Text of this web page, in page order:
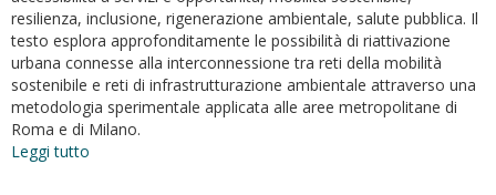
resilienza, inclusione, rigenerazione ambientale, salute pubblica. Il
testo esplora approfonditamente le possibilità di riattivazione
urbana connesse alla interconnessione tra reti della mobilità
sostenibile e reti di infrastrutturazione ambientale attraverso una
metodologia sperimentale applicata alle aree metropolitane di
Roma e di Milano.
Leggi tutto